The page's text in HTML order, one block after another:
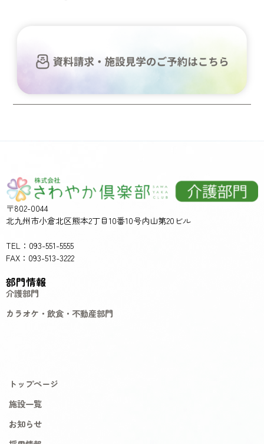
〒802-0044
北九州市小倉北区熊本2丁目10番10号内山第20ビル
TEL：093-551-5555
FAX：093-513-3222
部門情報
介護部門
カラオケ・飲食・不動産部門
トップページ
施設一覧
お知らせ